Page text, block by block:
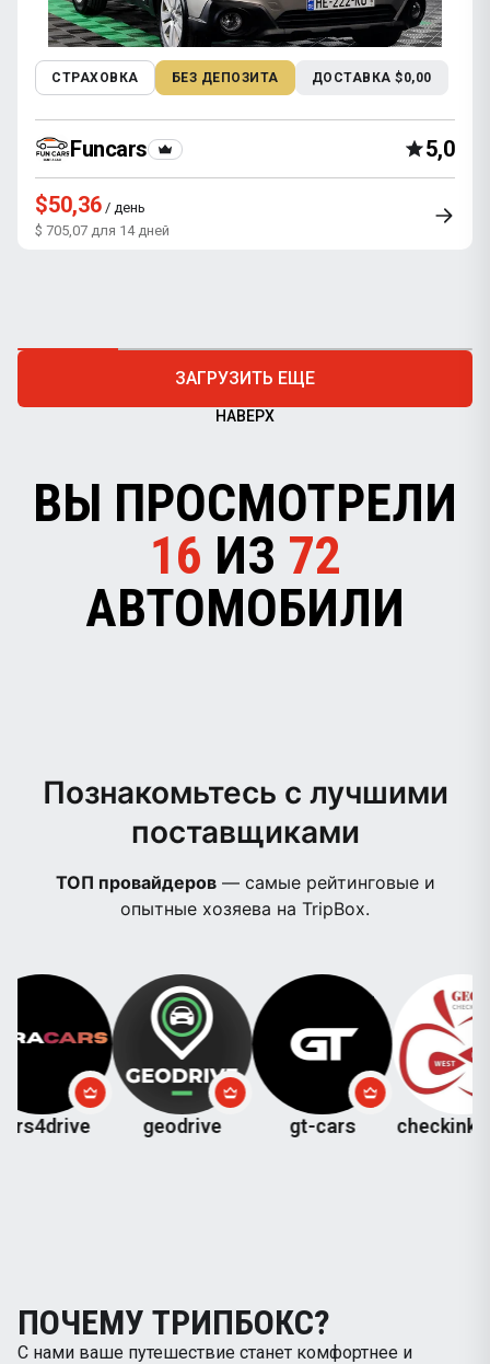
СТРАХОВКА БЕЗ ДЕПОЗИТА ДОСТАВКА $0,00
Funcars 5,0
$50,36 / день
$ 705,07 для 14 дней
ЗАГРУЗИТЬ ЕЩЕ
НАВЕРХ
ВЫ ПРОСМОТРЕЛИ
16 ИЗ 72
АВТОМОБИЛИ
Познакомьтесь с лучшими
поставщиками
ТОП провайдеров— самые рейтинговые и
опытные хозяева на TripBox.
geodrive gt-cars checkinkutaisi
ПОЧЕМУ ТРИПБОКС?
С нами ваше путешествие станет комфортнее и